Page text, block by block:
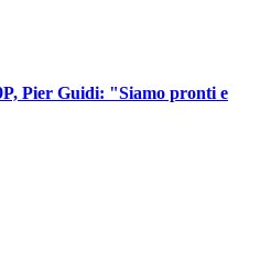
Pier Guidi: "Siamo pronti e